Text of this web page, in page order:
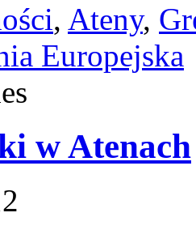
, Ateny,
Europejska
w Atenach